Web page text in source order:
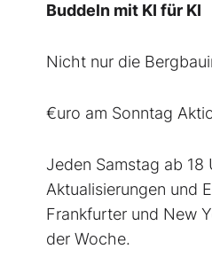
Buddeln mit KI für KI
Nicht nur die
€uro am Sonntag
Jeden Samstag ab
Aktualisierungen und
Frankfurter und New
der Woche.